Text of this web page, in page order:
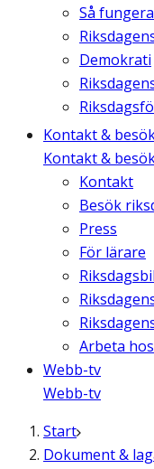
Så
Demokrati
Kontakt &
Kontakt &
Kontakt
Besök
Press
För lärare
Arbeta
Webb-tv
Webb-tv
Start
Dokument &